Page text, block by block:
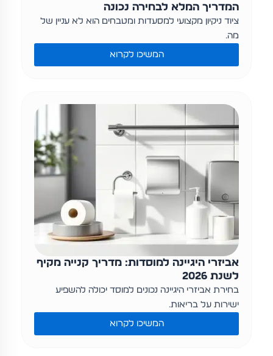
המדריך המלא לבחירה נכונה
ציוד ניקיון מקצועי למסעדות ומטבחים הוא לא עניין של
מה…
המשיכו לקרוא
אביזרי היגיינה למוסדות: מדריך קנייה מקיף
לשנת 2026
בחירת אביזרי היגיינה נכונים למוסד יכולה להשפיע
ישירות על בריאות…
המשיכו לקרוא